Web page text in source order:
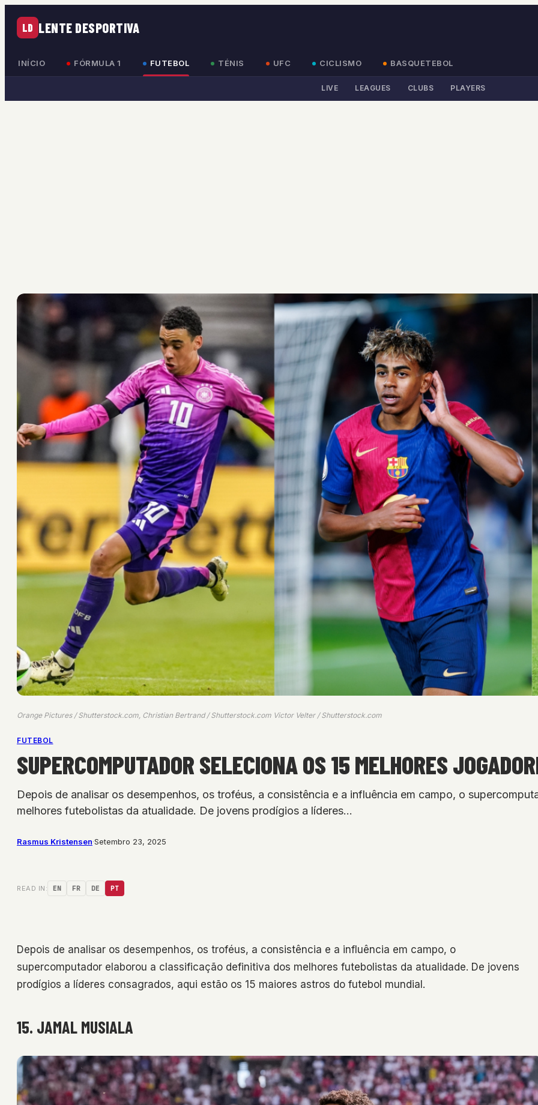
LD LENTE DESPORTIVA
INÍCIO FÓRMULA 1 FUTEBOL TÉNIS UFC CICLISMO BASQUETEBOL
LIVE LEAGUES CLUBS PLAYERS
Orange Pictures / Shutterstock.com, Christian Bertrand / Shutterstock.com Victor Velter / Shutterstock.com
FUTEBOL
SUPERCOMPUTADOR SELECIONA OS 15 MELHORES
Depois de analisar os desempenhos, os troféus, a consistência e a influência em campo, o
melhores futebolistas da atualidade. De jovens prodígios a líderes…
Rasmus Kristensen·Setembro 23, 2025
READ IN: EN FR DE PT
Depois de analisar os desempenhos, os troféus, a consistência e a influência em campo, o
supercomputador elaborou a classificação definitiva dos melhores futebolistas da atualidade. De jovens
prodígios a líderes consagrados, aqui estão os 15 maiores astros do futebol mundial.
15. JAMAL MUSIALA